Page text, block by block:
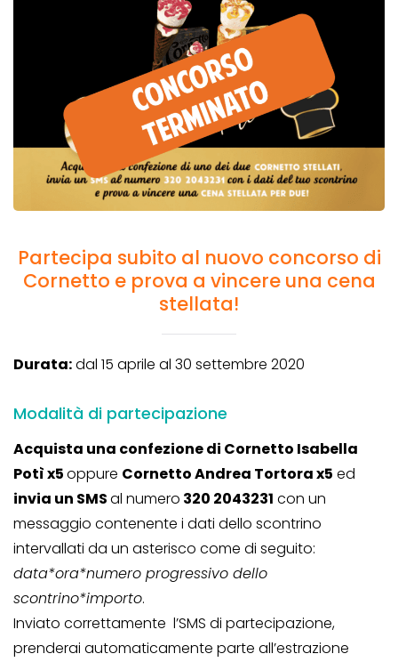
Partecipa subito al nuovo concorso di
Cornetto e prova a vincere una cena
stellata!
Durata:dal 15 aprile al 30 settembre 2020
Modalità di partecipazione
Acquista una confezione di Cornetto Isabella
Potì x5oppure Cornetto Andrea Tortora x5 ed
invia un SMSal numero 320 2043231 con un
messaggio contenente i dati dello scontrino
intervallati da un asterisco come di seguito:
data*ora*numero progressivo dello
scontrino*importo.
Inviato correttamente l’SMS di partecipazione,
prenderai automaticamente parte all’estrazione